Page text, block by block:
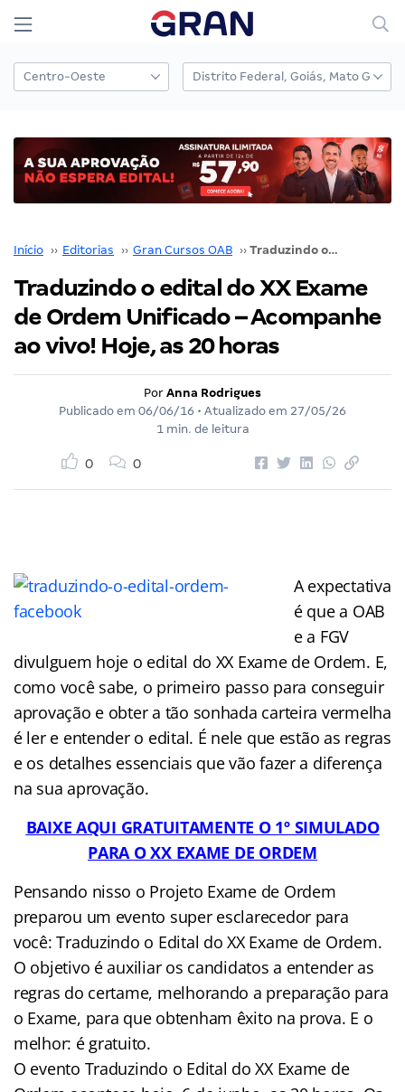
Início ›› Editorias ›› Gran Cursos OAB ›› Traduzindo o edital do XX Exame de Ordem Unificado – Acompanhe ao vivo! Hoje, as 20 horas
Traduzindo o edital do XX Exame
de Ordem Unificado – Acompanhe
ao vivo! Hoje, as 20 horas
Por Anna Rodrigues
Publicado em 06/06/16 • Atualizado em 27/05/26
1 min. de leitura
0 0
A expectativa
é que a OAB
e a FGV
divulguem hoje o edital do XX Exame de Ordem. E,
como você sabe, o primeiro passo para conseguir
aprovação e obter a tão sonhada carteira vermelha
é ler e entender o edital. É nele que estão as regras
e os detalhes essenciais que vão fazer a diferença
na sua aprovação.
BAIXE AQUI GRATUITAMENTE O 1º SIMULADO
PARA O XX EXAME DE ORDEM
Pensando nisso o Projeto Exame de Ordem
preparou um evento super esclarecedor para
você: Traduzindo o Edital do XX Exame de Ordem.
O objetivo é auxiliar os candidatos a entender as
regras do certame, melhorando a preparação para
o Exame, para que obtenham êxito na prova. E o
melhor: é gratuito.
O evento Traduzindo o Edital do XX Exame de